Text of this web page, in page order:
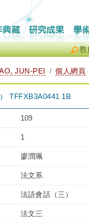
教
JUN-PEI 個人網頁
TFFXB3A0441 1B
109
1
廖潤珮
法文系
法語會話（三）
法文三